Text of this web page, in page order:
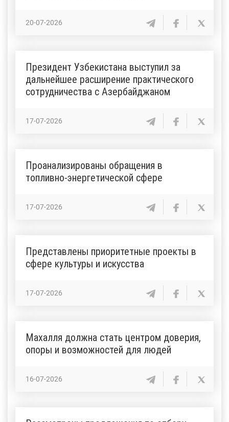
20-07-2026
Президент Узбекистана выступил за
дальнейшее расширение практического
сотрудничества с Азербайджаном
17-07-2026
Проанализированы обращения в
топливно-энергетической сфере
17-07-2026
Представлены приоритетные проекты в
сфере культуры и искусства
17-07-2026
Махалля должна стать центром доверия,
опоры и возможностей для людей
16-07-2026